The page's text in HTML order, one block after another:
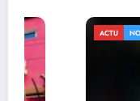
NON CLASSÉ